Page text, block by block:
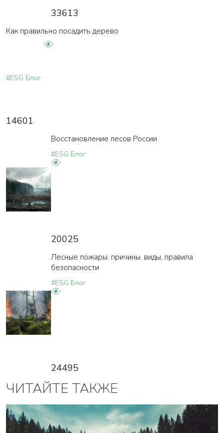
33613
Как правильно посадить дерево
#ESG Блог
14601
Восстановление лесов России
#ESG Блог
20025
Лесные пожары: причины, виды, правила
безопасности
#ESG Блог
24495
ЧИТАЙТЕ ТАКЖЕ